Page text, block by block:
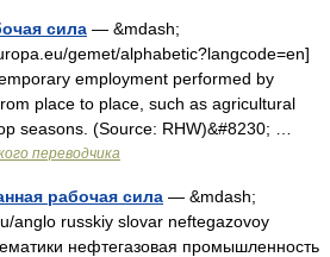
сила — &mdash;
gemet/alphabetic?langcode=en]
employment performed by
place to place, such as agricultural
seasons. (Source: RHW)&#8230; …
переводчика
рабочая сила — &mdash;
anglo russkiy slovar neftegazovoy
нефтегазовая промышленность